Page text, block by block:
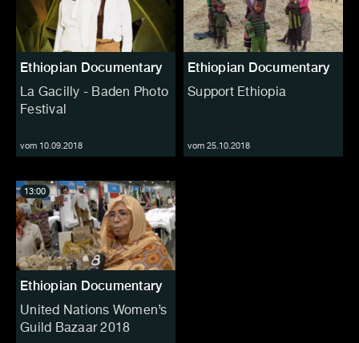
Ethiopian Documentary
La Gacilly - Baden Photo
Festival
vom 10.09.2018
Ethiopian Documentary
Support Ethiopia
vom 25.10.2018
Ethiopian Documentary
United Nations Women’s
Guild Bazaar 2018
13:00